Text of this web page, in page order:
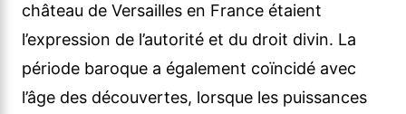
château de Versailles en France étaient
l’expression de l’autorité et du droit divin. La
période baroque a également coïncidé avec
l’âge des découvertes, lorsque les puissances